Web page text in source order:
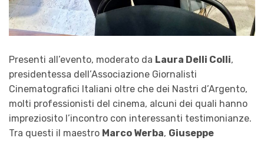
Presenti all’evento, moderato da Laura Delli Colli,
presidentessa dell’Associazione Giornalisti
Cinematografici Italiani oltre che dei Nastri d’Argento,
molti professionisti del cinema, alcuni dei quali hanno
impreziosito l’incontro con interessanti testimonianze.
Tra questi il maestro Marco Werba, Giuseppe